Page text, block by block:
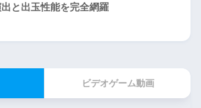
と出玉性能を完全網羅
ビデオゲーム動画